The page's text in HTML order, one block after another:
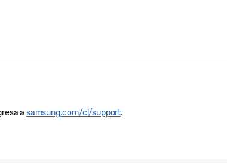
a samsung.com/cl/support.